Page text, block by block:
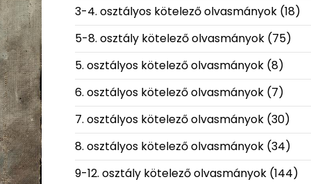
3-4. osztályos kötelező olvasmányok(18)
5-8. osztály kötelező olvasmányok(75)
5. osztályos kötelező olvasmányok(8)
6. osztályos kötelező olvasmányok(7)
7. osztályos kötelező olvasmányok(30)
8. osztályos kötelező olvasmányok(34)
9-12. osztály kötelező olvasmányok(144)